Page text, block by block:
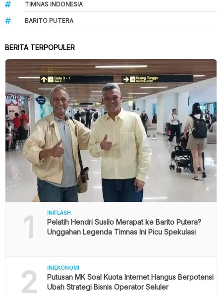
TIMNAS INDONESIA
BARITO PUTERA
BERITA TERPOPULER
1 INIFLASH
Pelatih Hendri Susilo Merapat ke Barito Putera?
Unggahan Legenda Timnas Ini Picu Spekulasi
2 INIEKONOMI
Putusan MK Soal Kuota Internet Hangus Berpotensi
Ubah Strategi Bisnis Operator Seluler